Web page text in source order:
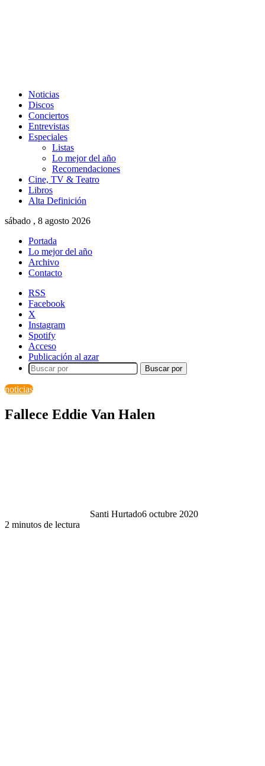
Noticias
Discos
Conciertos
Entrevistas
Especiales
Listas
Lo mejor del año
Recomendaciones
Cine, TV & Teatro
Libros
Alta Definición
sábado , 8 agosto 2026
Portada
Lo mejor del año
Archivo
Contacto
RSS
Facebook
X
Instagram
Spotify
Acceso
Publicación al azar
Buscar por
noticias
Fallece Eddie Van Halen
Santi Hurtado6 octubre 2020
2 minutos de lectura